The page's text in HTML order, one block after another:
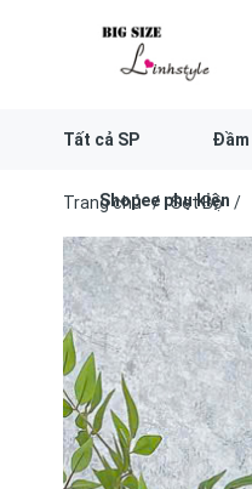
Tất cả SP Đầm
Shopee phụ kiện
Trang chủ / Set Bộ /